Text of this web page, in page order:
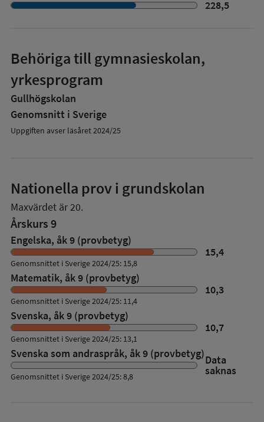
228,5
Behöriga till gymnasieskolan,
yrkesprogram
Gullhögskolan
Genomsnitt i Sverige
Uppgiften avser läsåret 2024/25
Nationella prov i grundskolan
Maxvärdet är 20.
Årskurs 9
Engelska, åk 9 (provbetyg)
15,4
Genomsnittet i Sverige 2024/25: 15,8
Matematik, åk 9 (provbetyg)
10,3
Genomsnittet i Sverige 2024/25: 11,4
Svenska, åk 9 (provbetyg)
10,7
Genomsnittet i Sverige 2024/25: 13,1
Svenska som andraspråk, åk 9 (provbetyg)Data
saknas
Genomsnittet i Sverige 2024/25: 8,8